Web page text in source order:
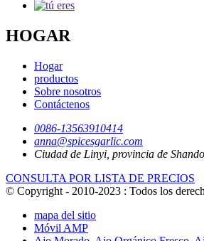
HOGAR
Hogar
productos
Sobre nosotros
Contáctenos
0086-13563910414
anna@spicesgarlic.com
Ciudad de Linyi, provincia de
CONSULTA POR LISTA DE PRECIOS
© Copyright - 2010-2023 : Todos los
mapa del sitio
Móvil AMP